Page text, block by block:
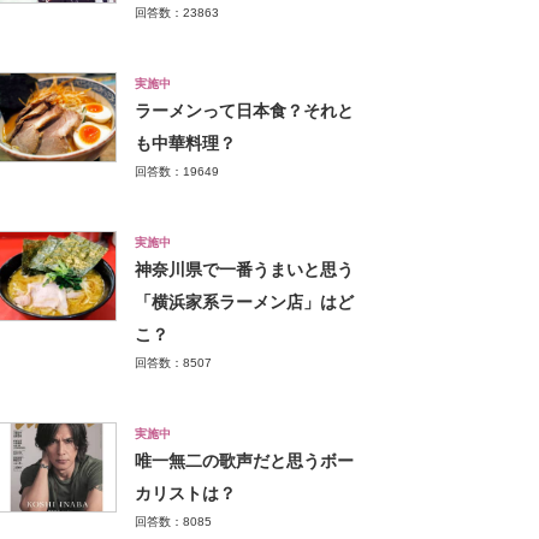
回答数：23863
実施中
ラーメンって日本食？それと
も中華料理？
回答数：19649
実施中
神奈川県で一番うまいと思う
「横浜家系ラーメン店」はど
こ？
回答数：8507
実施中
唯一無二の歌声だと思うボー
カリストは？
回答数：8085